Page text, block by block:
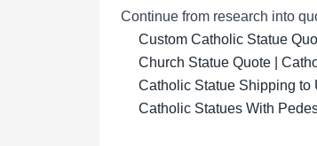
Continue from research into
Custom Catholic Statue
Church Statue Quote |
Catholic Statue Shipping
Catholic Statues With